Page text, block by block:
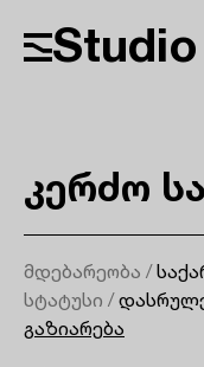
Studio
კერძო
მდებარეობა /
სტატუსი /
გაზიარება